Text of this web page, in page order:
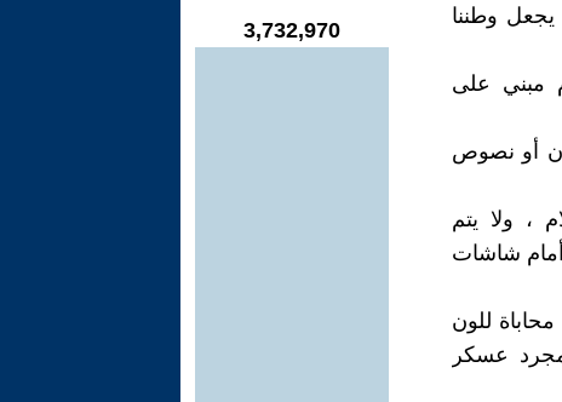
وطننا
مبني على
أو نصوص
، ولا يتم
أمام شاشات
للون
عسكر
3,732,970